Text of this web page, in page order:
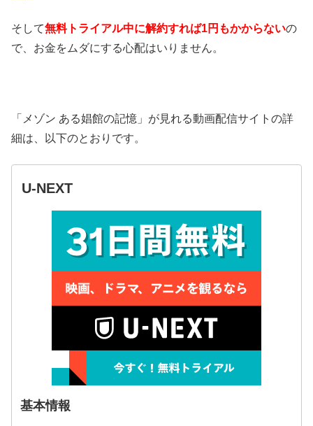
そして無料トライアル中に解約すれば1円もかからないの
で、お金をムダにする心配はいりません。
「メゾン ある娼館の記憶」が見れる動画配信サイトの詳
細は、以下のとおりです。
U-NEXT
基本情報